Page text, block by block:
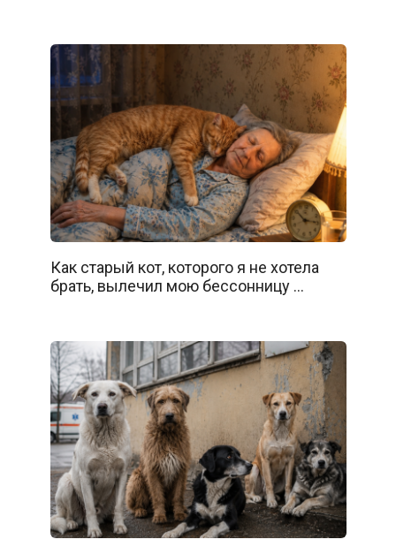
Как старый кот, которого я не хотела
брать, вылечил мою бессонницу …